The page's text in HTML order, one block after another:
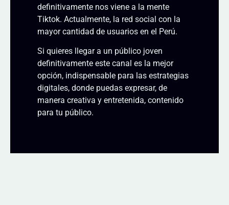
definitivamente nos viene a la mente
Tiktok. Actualmente, la red social con la
mayor cantidad de usuarios en el Perú.
Si quieres llegar a un público joven
definitivamente este canal es la mejor
opción, indispensable para las estrategias
digitales, donde puedas expresar, de
manera creativa y entretenida, contenido
para tu público.